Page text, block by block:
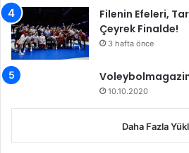
a
d
a
i
l
k
e
Filenin Efeleri,
Çeyrek Finalde!
3 hafta önce
10.10.2020
Daha Fazla